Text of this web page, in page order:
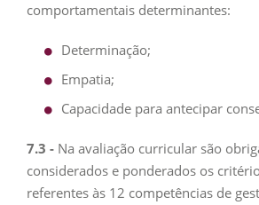
comportamentais determinantes:
Determinação;
Empatia;
Capacidade para antecipar
7.3 - Na avaliação curricular são
considerados e ponderados os
referentes às 12 competências de